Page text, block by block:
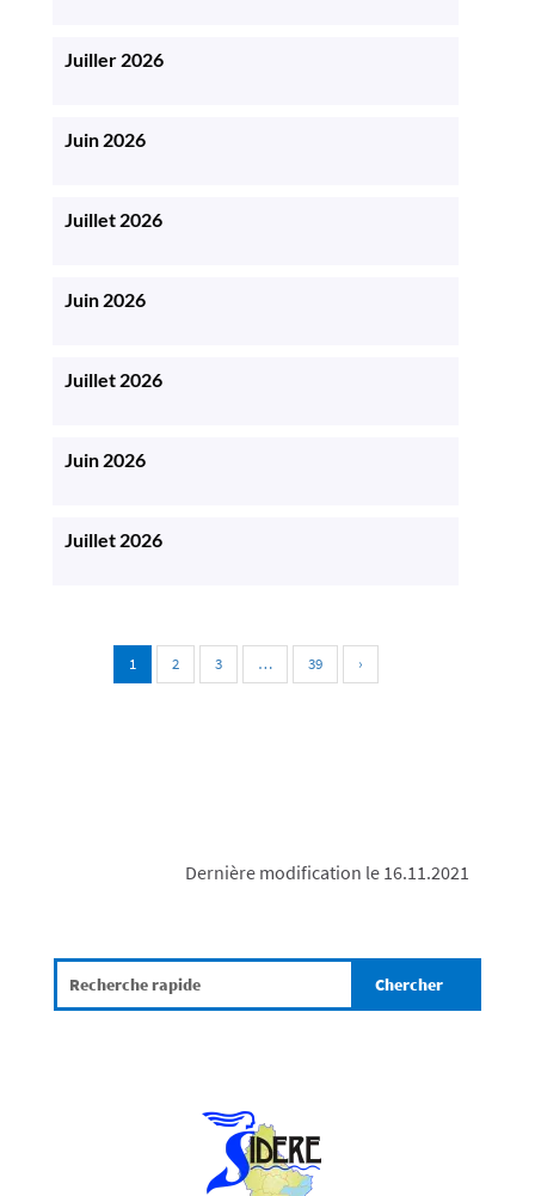
Juiller 2026
Juin 2026
Juillet 2026
Juin 2026
Juillet 2026
Juin 2026
Juillet 2026
1 2 3 … 39 ›
Dernière modification le 16.11.2021